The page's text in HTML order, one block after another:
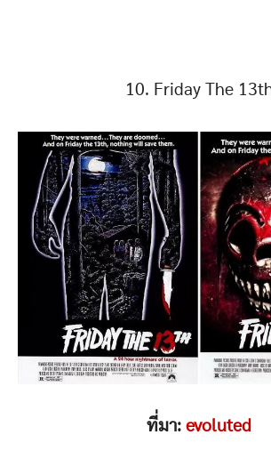
10. Friday The
ที่มา: evoluted